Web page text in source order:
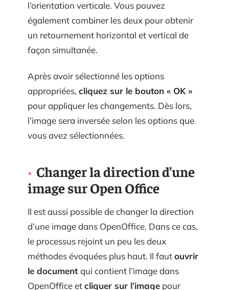
l’orientation verticale. Vous pouvez
également combiner les deux pour obtenir
un retournement horizontal et vertical de
façon simultanée.
Après avoir sélectionné les options
appropriées, cliquez sur le bouton « OK »
pour appliquer les changements. Dès lors,
l’image sera inversée selon les options que
vous avez sélectionnées.
Changer la direction d’une
image sur Open Office
Il est aussi possible de changer la direction
d’une image dans OpenOffice. Dans ce cas,
le processus rejoint un peu les deux
méthodes évoquées plus haut. Il fautouvrir
le documentqui contient l’image dans
OpenOffice etcliquer sur l’image pour